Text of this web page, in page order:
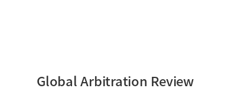
Global Arbitration Review